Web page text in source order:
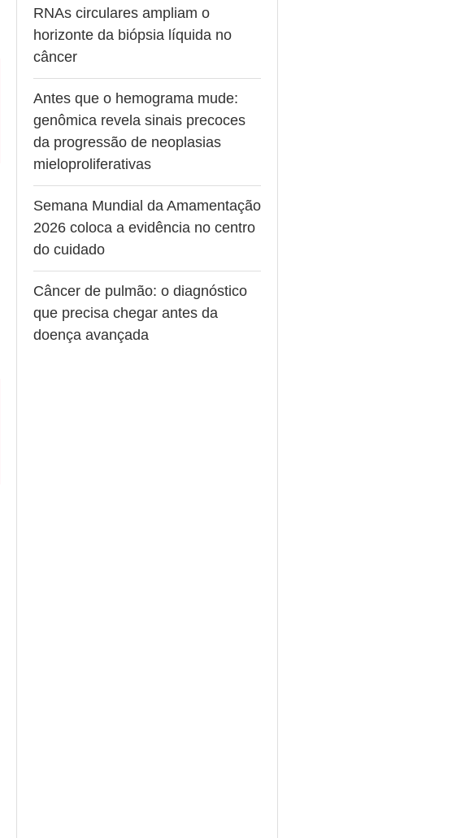
RNAs circulares ampliam o
horizonte da biópsia líquida no
câncer
Antes que o hemograma mude:
genômica revela sinais precoces
da progressão de neoplasias
mieloproliferativas
Semana Mundial da Amamentação
2026 coloca a evidência no centro
do cuidado
Câncer de pulmão: o diagnóstico
que precisa chegar antes da
doença avançada